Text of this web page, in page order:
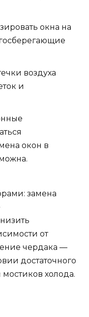
окна на
воздуха
и
окон в
замена
от
чердака —
достаточного
мостиков холода.